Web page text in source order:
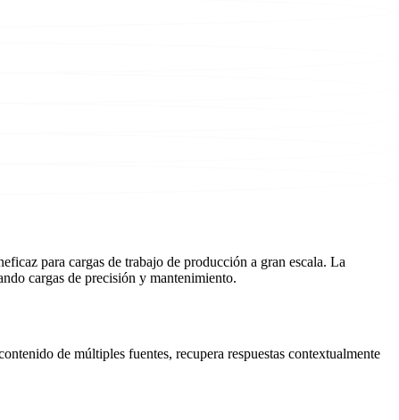
para cargas de trabajo de producción a gran escala. La
cargas de precisión y mantenimiento.
de múltiples fuentes, recupera respuestas contextualmente